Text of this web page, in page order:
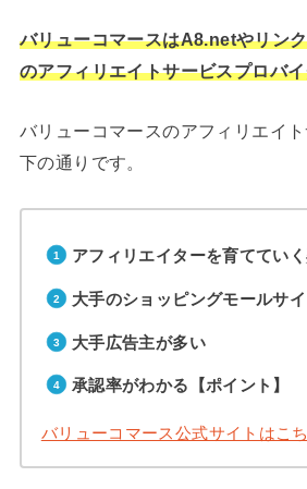
バリューコマースはA8.netやリン
のアフィリエイトサービスプロバ
バリューコマースのアフィリエイ
下の通りです。
アフィリエイターを育ててい
大手のショッピングモールサ
大手広告主が多い
承認率がわかる【ポイント】
バリューコマース公式サイトはこ